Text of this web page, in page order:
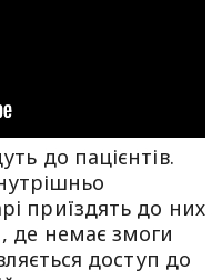
до пацієнтів.
приїздять до них
де немає змоги
доступ до